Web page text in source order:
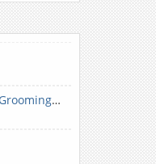
Grooming Kucing & Anjing Cimahi | Lilypet Grooming & Pet Hotel